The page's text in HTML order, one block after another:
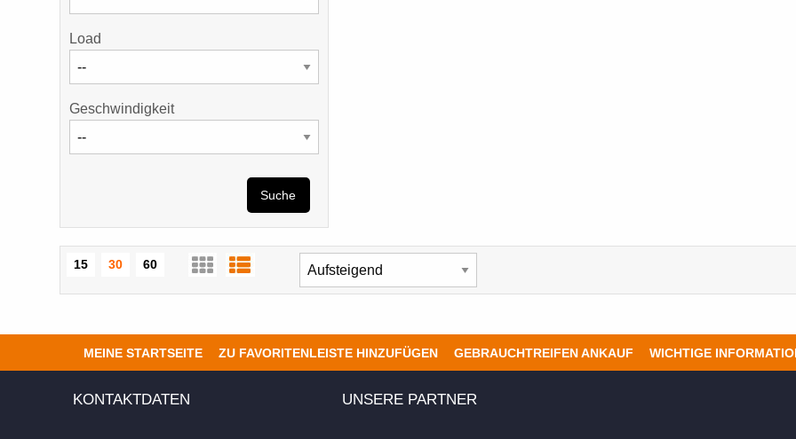
Load
Geschwindigkeit
Suche
15 30 60
MEINE STARTSEITE ZU FAVORITENLEISTE HINZUFÜGEN GEBRAUCHTREIFEN ANKAUF WICHTIGE
KONTAKTDATEN UNSERE PARTNER